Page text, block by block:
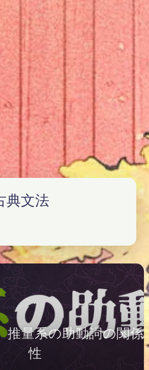
典文法
推量系の助動詞の関係
性